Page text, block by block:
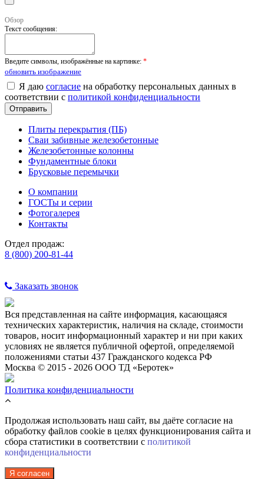
Обзор
Текст сообщения:
Введите символы, изображённые на картинке: *
обновить изображение
Я даю согласие на обработку персональных данных в
соответствии с политикой конфиденциальности
Плиты перекрытия (ПБ)
Сваи забивные железобетонные
Железобетонные колонны
Фундаментные блоки
Брусковые перемычки
О компании
ГОСТы и серии
Фотогалерея
Контакты
Отдел продаж:
8 (800) 200-81-44
Заказать звонок
Вся представленная на сайте информация, касающаяся
технических характеристик, наличия на складе, стоимости
товаров, носит информационный характер и ни при каких
условиях не является публичной офертой, определяемой
положениями статьи 437 Гражданского кодекса РФ
Москва © 2015 - 2026 ООО ТД «Беротек»
Политика конфиденциальности
Продолжая использовать наш сайт, вы даёте согласие на
обработку файлов cookie в целях функционирования сайта и
сбора статистики в соответствии с политикой
конфиденциальности
Я согласен